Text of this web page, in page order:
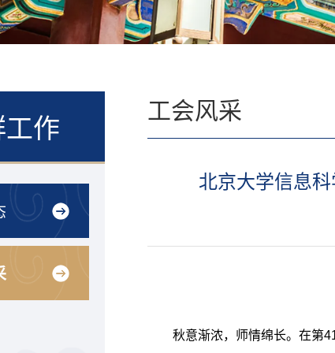
作 工会风采
北京大学信息
秋意渐浓，师情绵长。在第